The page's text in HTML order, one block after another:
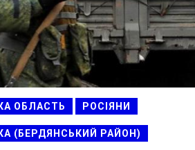
ОБЛАСТЬ РОСІЯНИ
(БЕРДЯНСЬКИЙ РАЙОН)